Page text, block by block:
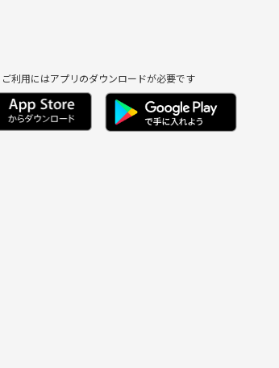
ご利用にはアプリのダウンロードが必要です